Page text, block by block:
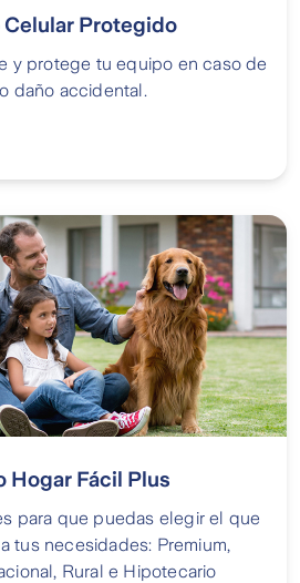
Celular Protegido
y protege tu equipo en caso de
daño accidental.
Hogar Fácil Plus
para que puedas elegir el que
tus necesidades: Premium,
Rural e Hipotecario